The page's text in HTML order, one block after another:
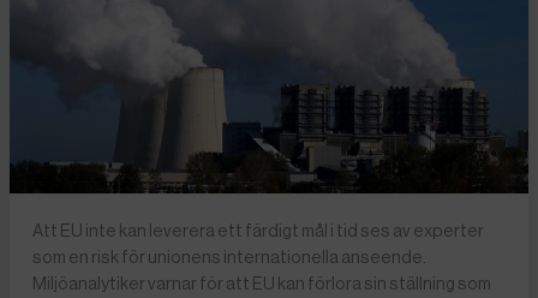
Att EU inte kan leverera ett färdigt mål i tid ses av experter
som en risk för unionens internationella anseende.
Miljöanalytiker varnar för att EU kan förlora sin ställning som